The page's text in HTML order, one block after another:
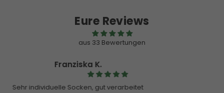
Eure Reviews
aus 33 Bewertungen
Customer
Pullover